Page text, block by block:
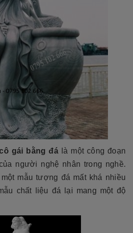
gái bằng đálà một công đoạn
người nghệ nhân trong nghề.
mẫu tượng đá mất khá nhiều
chất liệu đá lại mang một độ